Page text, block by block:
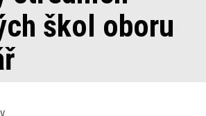
škol oboru